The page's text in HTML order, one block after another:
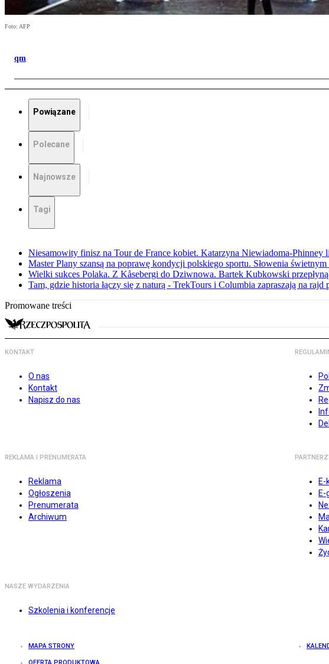
Foto: AFP
qm
Powiązane
Polecane
Najnowsze
Tagi
Niesamowity finisz na Tour de France kobiet. Katarzyna Niewiadoma-Phinney
Master Plany szansą na poprawę kondycji polskiego sportu. Słowenia świetnym
Wielki sukces Polaka. Z Kåsebergi do Dziwnowa. Bartek Kubkowski
Tam, gdzie historia łączy się z naturą - TrekTours i Columbia zapraszają na
Promowane treści
KONTAKT
O nas
Kontakt
Napisz do nas
REKLAMA I PRENUMERATA
Reklama
Ogłoszenia
Prenumerata
Archiwum
E-
E-
NASZE WYDARZENIA
Szkolenia i konferencje
MAPA STRONY